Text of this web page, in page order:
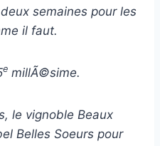
semaines pour les
il faut.
e millÃ©sime.
le vignoble Beaux
Belles Soeurs pour